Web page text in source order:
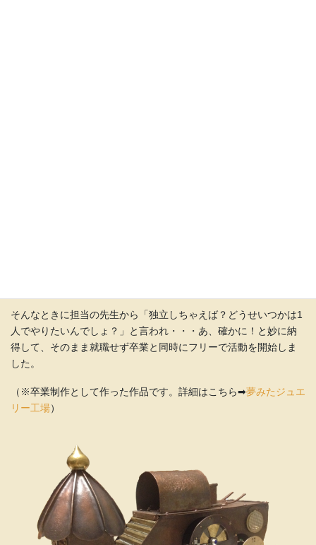
そんなときに担当の先生から「独立しちゃえば？どうせいつかは1
人でやりたいんでしょ？」と言われ・・・あ、確かに！と妙に納
得して、そのまま就職せず卒業と同時にフリーで活動を開始しま
した。
（※卒業制作として作った作品です。詳細はこちら➡夢みたジュエ
リー工場）